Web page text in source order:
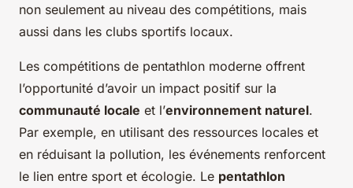
non seulement au niveau des compétitions, mais
aussi dans les clubs sportifs locaux.
Les compétitions de pentathlon moderne offrent
l’opportunité d’avoir un impact positif sur la
communauté locale et l’environnement naturel.
Par exemple, en utilisant des ressources locales et
en réduisant la pollution, les événements renforcent
le lien entre sport et écologie. Le pentathlon